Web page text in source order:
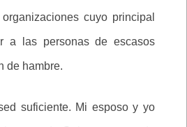
cuyo principal
a las personas de escasos
de hambre.
suficiente. Mi esposo y yo